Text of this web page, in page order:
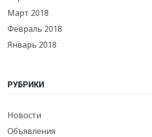
Март 2018
Февраль 2018
Январь 2018
РУБРИКИ
Новости
Объявления